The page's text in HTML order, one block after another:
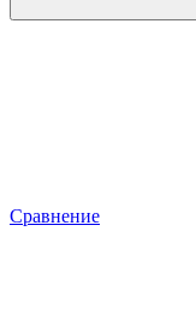
Сравнение